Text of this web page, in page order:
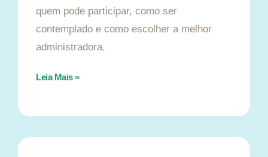
quem pode participar, como ser
contemplado e como escolher a melhor
administradora.
Leia Mais »